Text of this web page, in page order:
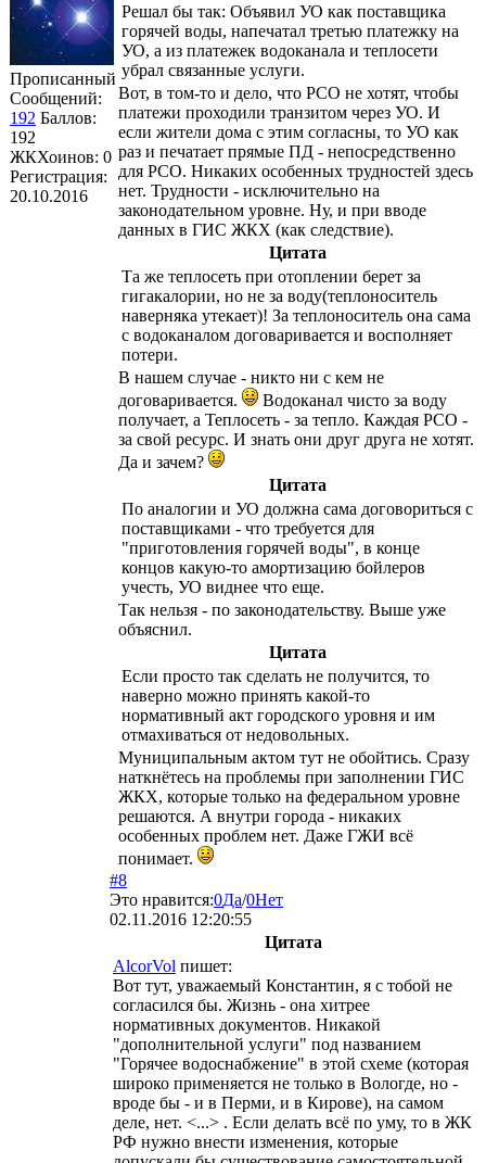
Прописанный
Сообщений:
192 Баллов:
192
ЖКХоинов: 0
Регистрация:
20.10.2016
Решал бы так: Объявил УО как поставщика
горячей воды, напечатал третью платежку на
УО, а из платежек водоканала и теплосети
убрал связанные услуги.
Вот, в том-то и дело, что РСО не хотят, чтобы
платежи проходили транзитом через УО. И
если жители дома с этим согласны, то УО как
раз и печатает прямые ПД - непосредственно
для РСО. Никаких особенных трудностей здесь
нет. Трудности - исключительно на
законодательном уровне. Ну, и при вводе
данных в ГИС ЖКХ (как следствие).
Цитата
Та же теплосеть при отоплении берет за
гигакалории, но не за воду(теплоноситель
наверняка утекает)! За теплоноситель она сама
с водоканалом договаривается и восполняет
потери.
В нашем случае - никто ни с кем не
договаривается.
Водоканал чисто за воду
получает, а Теплосеть - за тепло. Каждая РСО -
за свой ресурс. И знать они друг друга не хотят.
Да и зачем?
Цитата
По аналогии и УО должна сама договориться с
поставщиками - что требуется для
"приготовления горячей воды", в конце
концов какую-то амортизацию бойлеров
учесть, УО виднее что еще.
Так нельзя - по законодательству. Выше уже
объяснил.
Цитата
Если просто так сделать не получится, то
наверно можно принять какой-то
нормативный акт городского уровня и им
отмахиваться от недовольных.
Муниципальным актом тут не обойтись. Сразу
наткнётесь на проблемы при заполнении ГИС
ЖКХ, которые только на федеральном уровне
решаются. А внутри города - никаких
особенных проблем нет. Даже ГЖИ всё
понимает.
#8
Это нравится:0Да/0Нет
02.11.2016 12:20:55
Цитата
AlcorVol пишет:
Вот тут, уважаемый Константин, я с тобой не
согласился бы. Жизнь - она хитрее
нормативных документов. Никакой
"дополнительной услуги" под названием
"Горячее водоснабжение" в этой схеме (которая
широко применяется не только в Вологде, но -
вроде бы - и в Перми, и в Кирове), на самом
деле, нет. <...> . Если делать всё по уму, то в ЖК
РФ нужно внести изменения, которые